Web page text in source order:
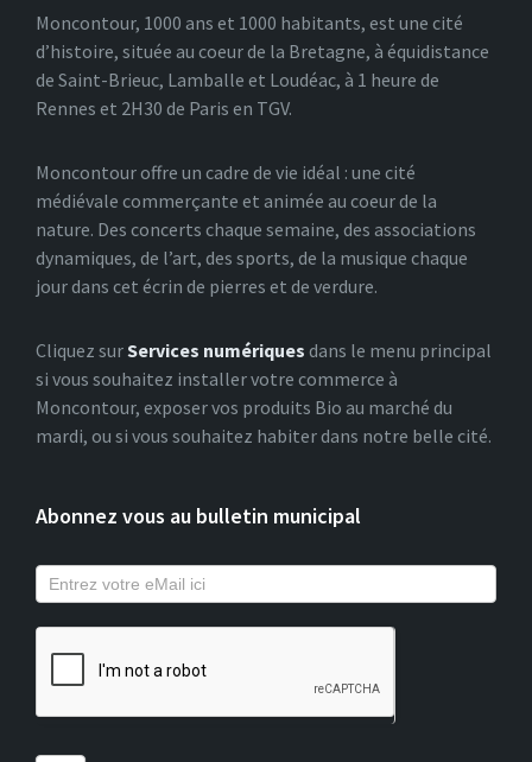
Moncontour, 1000 ans et 1000 habitants, est une cité
d’histoire, située au coeur de la Bretagne, à équidistance
de Saint-Brieuc, Lamballe et Loudéac, à 1 heure de
Rennes et 2H30 de Paris en TGV.
Moncontour offre un cadre de vie idéal : une cité
médiévale commerçante et animée au coeur de la
nature. Des concerts chaque semaine, des associations
dynamiques, de l’art, des sports, de la musique chaque
jour dans cet écrin de pierres et de verdure.
Cliquez surServices numériques dans le menu principal
si vous souhaitez installer votre commerce à
Moncontour, exposer vos produits Bio au marché du
mardi, ou si vous souhaitez habiter dans notre belle cité.
Abonnez vous au bulletin municipal